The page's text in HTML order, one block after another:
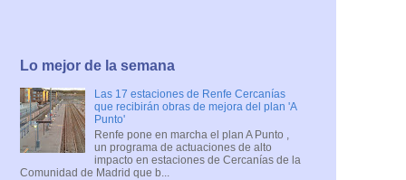
Lo mejor de la semana
Las 17 estaciones de Renfe Cercanías
que recibirán obras de mejora del plan 'A
Punto'
Renfe pone en marcha el plan A Punto ,
un programa de actuaciones de alto
impacto en estaciones de Cercanías de la
Comunidad de Madrid que b...